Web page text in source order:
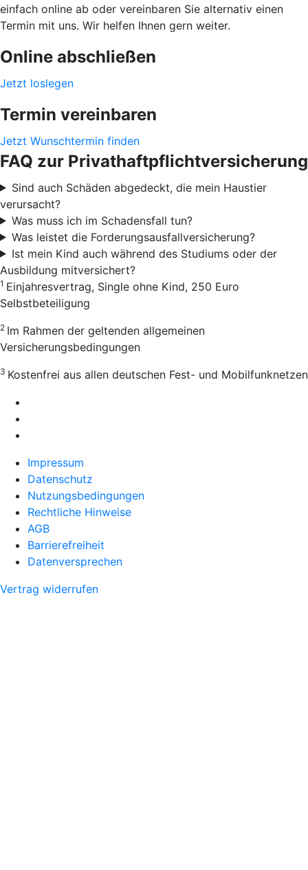
einfach online ab oder vereinbaren Sie alternativ einen
Termin mit uns. Wir helfen Ihnen gern weiter.
Online abschließen
Jetzt loslegen
Termin vereinbaren
Jetzt Wunschtermin finden
FAQ zur Privathaftpflichtversicherung
Sind auch Schäden abgedeckt, die mein Haustier
verursacht?
Was muss ich im Schadensfall tun?
Was leistet die Forderungsausfallversicherung?
Ist mein Kind auch während des Studiums oder der
Ausbildung mitversichert?
1 Einjahresvertrag, Single ohne Kind, 250 Euro
Selbstbeteiligung
2 Im Rahmen der geltenden allgemeinen
Versicherungsbedingungen
3 Kostenfrei aus allen deutschen Fest- und Mobilfunknetzen
Impressum
Datenschutz
Nutzungsbedingungen
Rechtliche Hinweise
AGB
Barrierefreiheit
Datenversprechen
Vertrag widerrufen